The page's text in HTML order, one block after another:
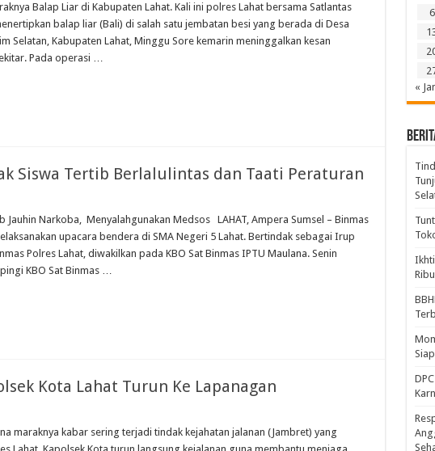
Balap Liar di Kabupaten Lahat. Kali ini polres Lahat bersama Satlantas
balap liar (Bali) di salah satu jembatan besi yang berada di Desa
Selatan, Kabupaten Lahat, Minggu Sore kemarin meninggalkan kesan
Pada operasi …
Siswa Tertib Berlalulintas dan Taati Peraturan
Jauhin Narkoba, Menyalahgunakan Medsos LAHAT, Ampera Sumsel – Binmas
upacara bendera di SMA Negeri 5 Lahat. Bertindak sebagai Irup
Polres Lahat, diwakilkan pada KBO Sat Binmas IPTU Maulana. Senin
KBO Sat Binmas …
Kota Lahat Turun Ke Lapanagan
maraknya kabar sering terjadi tindak kejahatan jalanan (Jambret) yang
6
«